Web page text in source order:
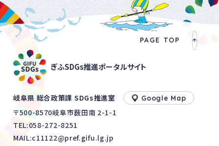
PAGE TOP
ぎふSDGs推進ポータルサイト
岐阜県 総合政策課 SDGs推進室 Google Map
〒500-8570岐阜市薮田南 2-1-1
TEL:058-272-8251
MAIL:c11122@pref.gifu.lg.jp